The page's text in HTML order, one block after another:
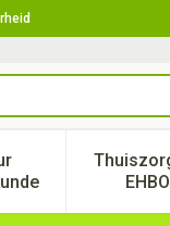
categorie
50+ categorie
submenu voorEHBO